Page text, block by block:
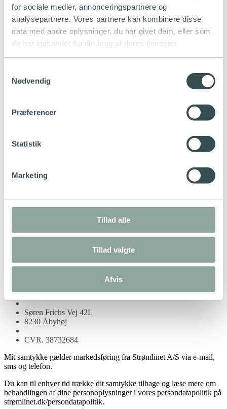
for sociale medier, annonceringspartnere og
analysepartnere. Vores partnere kan kombinere disse
data med andre oplysninger, du har givet dem, eller som
de har indsamlet fra din brug af deres tjenester.
Nødvendig
Præferencer
Statistik
Marketing
Tillad alle
Tillad valgte
Afvis
Strømlinet
Om os
Driftsinformation
Kunderettigheder
Selvbetjening
Mit Strømlinet
Strømlinet app
SMS-service
Mandag - torsdag
09:00 - 15:00
Tlf. +45 88 44 44 06
Søren Frichs Vej 42L
8230 Åbyhøj
CVR. 38732684
Mit samtykke gælder markedsføring fra Strømlinet A/S via e-mail,
sms og telefon.
Du kan til enhver tid trække dit samtykke tilbage og læse mere om
behandlingen af dine personoplysninger i vores persondatapolitik på
strømlinet.dk/persondatapolitik.